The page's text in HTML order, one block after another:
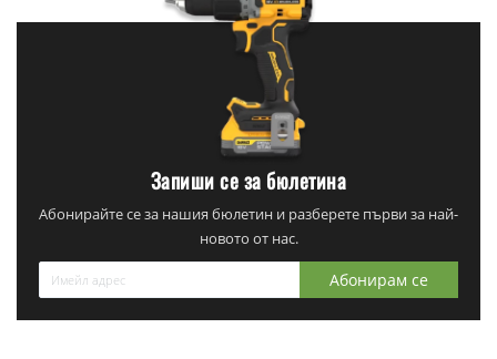
Запиши се за бюлетина
Абонирайте се за нашия бюлетин и разберете първи за най-
новото от нас.
Абонирам се